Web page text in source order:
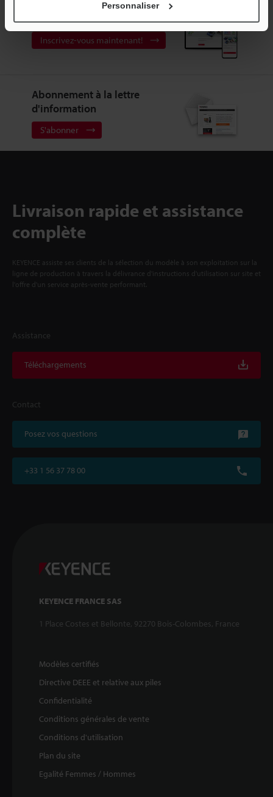
Personnaliser
Créez votre compte KEYENCE
Inscrivez-vous maintenant!
Abonnement à la lettre
d'information
S'abonner
Livraison rapide et assistance
complète
KEYENCE assiste ses clients de la sélection du modèle à son exploitation sur la
ligne de production à travers la délivrance d'instructions d'utilisation sur site et
l'offre d'un service après-vente performant.
Assistance
Téléchargements
Contact
Posez vos questions
+33 1 56 37 78 00
KEYENCE FRANCE SAS
1 Place Costes et Bellonte, 92270 Bois-Colombes, France
Modèles certifiés
Directive DEEE et relative aux piles
Confidentialité
Conditions générales de vente
Conditions d'utilisation
Plan du site
Egalité Femmes / Hommes